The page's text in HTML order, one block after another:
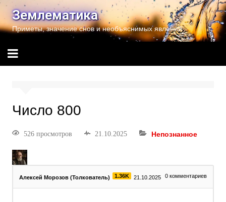
Землематика
Приметы, значение снов и необъяснимых явлений
Число 800
526 просмотров 21.10.2025 Непознанное
Алексей Морозов (Толкователь) 1.36K 21.10.2025 0 комментариев